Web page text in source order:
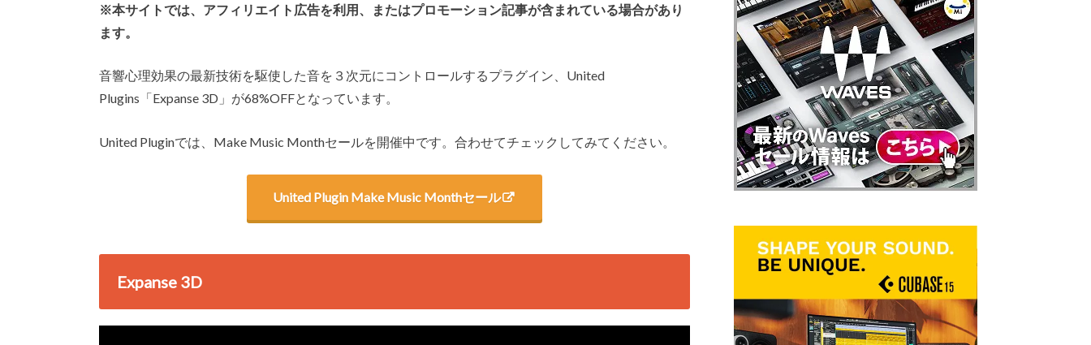
※本サイトでは、アフィリエイト広告を利用、またはプロモーション記事が含まれている場合があり
ます。
音響心理効果の最新技術を駆使した音を３次元にコントロールするプラグイン、United
Plugins「Expanse 3D」が68%OFFとなっています。
United Pluginでは、Make Music Monthセールを開催中です。合わせてチェックしてみてください。
United Plugin Make Music Monthセール
Expanse 3D